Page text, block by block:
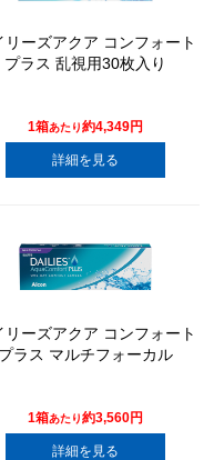
リーズアクア コンフォート
プラス 乱視用30枚入り
1箱あたり約4,349円
詳細を見る
リーズアクア コンフォート
プラス マルチフォーカル
1箱あたり約3,560円
詳細を見る